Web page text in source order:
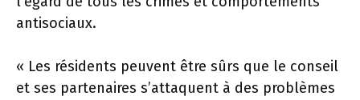
antisociaux.
« Les résidents peuvent être sûrs que le conseil
et ses partenaires s’attaquent à des problèmes